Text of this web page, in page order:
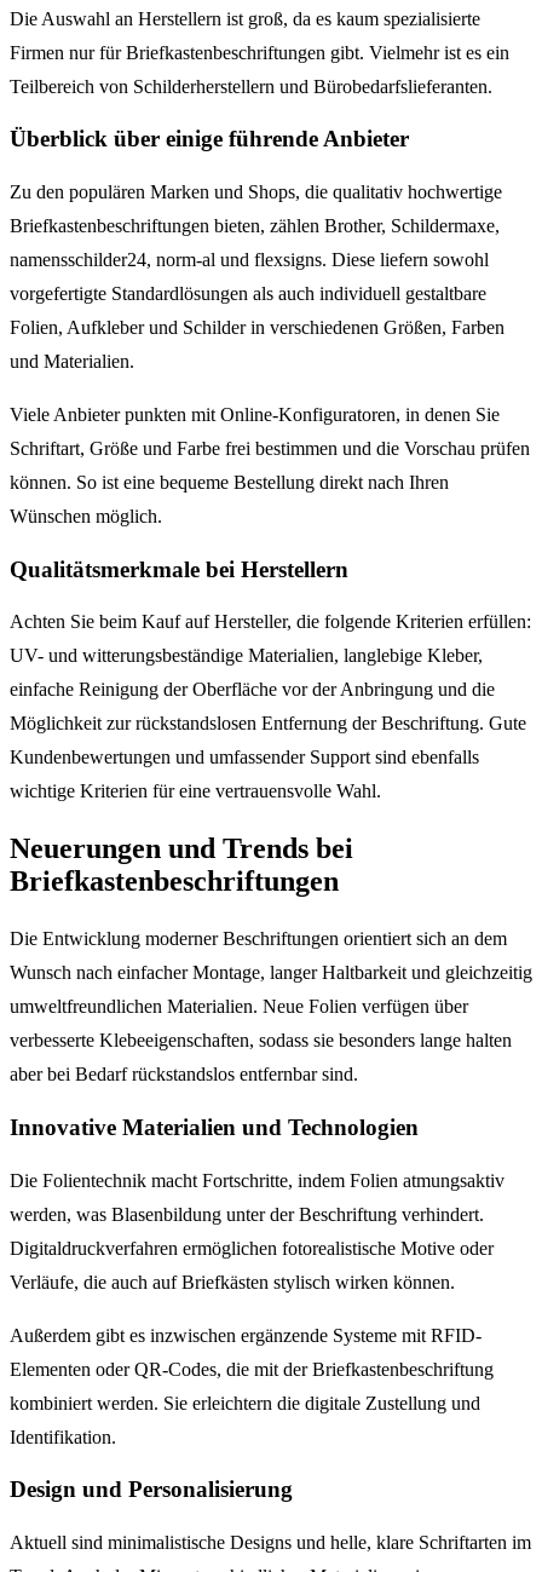
Die Auswahl an Herstellern ist groß, da es kaum spezialisierte
Firmen nur für Briefkastenbeschriftungen gibt. Vielmehr ist es ein
Teilbereich von Schilderherstellern und Bürobedarfslieferanten.
Überblick über einige führende Anbieter
Zu den populären Marken und Shops, die qualitativ hochwertige
Briefkastenbeschriftungen bieten, zählen Brother, Schildermaxe,
namensschilder24, norm-al und flexsigns. Diese liefern sowohl
vorgefertigte Standardlösungen als auch individuell gestaltbare
Folien, Aufkleber und Schilder in verschiedenen Größen, Farben
und Materialien.
Viele Anbieter punkten mit Online-Konfiguratoren, in denen Sie
Schriftart, Größe und Farbe frei bestimmen und die Vorschau prüfen
können. So ist eine bequeme Bestellung direkt nach Ihren
Wünschen möglich.
Qualitätsmerkmale bei Herstellern
Achten Sie beim Kauf auf Hersteller, die folgende Kriterien erfüllen:
UV- und witterungsbeständige Materialien, langlebige Kleber,
einfache Reinigung der Oberfläche vor der Anbringung und die
Möglichkeit zur rückstandslosen Entfernung der Beschriftung. Gute
Kundenbewertungen und umfassender Support sind ebenfalls
wichtige Kriterien für eine vertrauensvolle Wahl.
Neuerungen und Trends bei
Briefkastenbeschriftungen
Die Entwicklung moderner Beschriftungen orientiert sich an dem
Wunsch nach einfacher Montage, langer Haltbarkeit und gleichzeitig
umweltfreundlichen Materialien. Neue Folien verfügen über
verbesserte Klebeeigenschaften, sodass sie besonders lange halten
aber bei Bedarf rückstandslos entfernbar sind.
Innovative Materialien und Technologien
Die Folientechnik macht Fortschritte, indem Folien atmungsaktiv
werden, was Blasenbildung unter der Beschriftung verhindert.
Digitaldruckverfahren ermöglichen fotorealistische Motive oder
Verläufe, die auch auf Briefkästen stylisch wirken können.
Außerdem gibt es inzwischen ergänzende Systeme mit RFID-
Elementen oder QR-Codes, die mit der Briefkastenbeschriftung
kombiniert werden. Sie erleichtern die digitale Zustellung und
Identifikation.
Design und Personalisierung
Aktuell sind minimalistische Designs und helle, klare Schriftarten im